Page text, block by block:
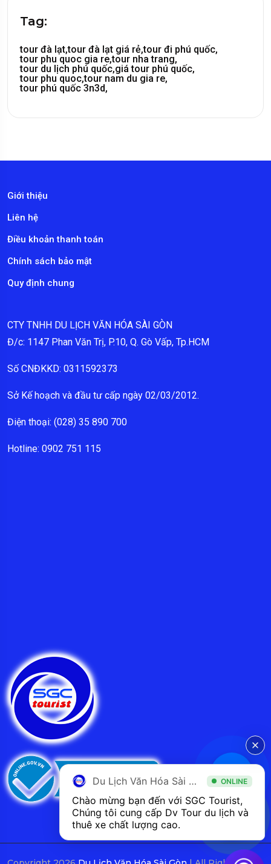
Tag:
tour đà lạt,tour đà lạt giá rẻ,tour đi phú quốc,
tour phu quoc gia re,tour nha trang,
tour du lịch phú quốc,giá tour phú quốc,
tour phu quoc,tour nam du gia re,
tour phú quốc 3n3d,
Giới thiệu
Liên hệ
Điều khoản thanh toán
Chính sách bảo mật
Quy định chung
CTY TNHH DU LỊCH VĂN HÓA SÀI GÒN
Đ/c: 1147 Phan Văn Trị, P.10, Q. Gò Vấp, Tp.HCM
Số CNĐKKD: 0311592373
Sở Kế hoạch và đầu tư cấp ngày 02/03/2012.
Điện thoại: (028) 35 890 700
Hotline: 0902 751 115
Du Lịch Văn Hóa Sài Gòn ONLINE
Chào mừng bạn đến với SGC Tourist,
Chúng tôi cung cấp Dv Tour du lịch và
thuê xe chất lượng cao.